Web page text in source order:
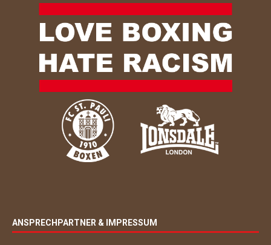
ANSPRECHPARTNER & IMPRESSUM